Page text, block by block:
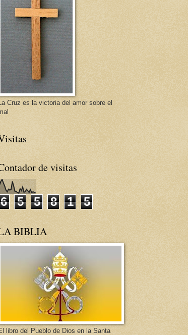
Cruz es la victoria del amor sobre el
de visitas
6 5 5 8 1 5
BIBLIA
libro del Pueblo de Dios en la Santa